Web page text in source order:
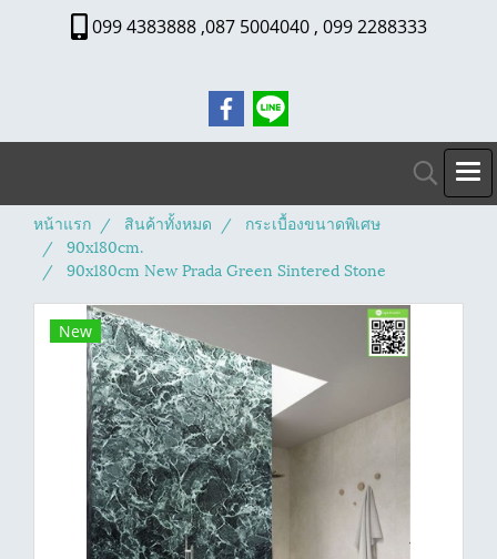
099 4383888 ,087 5004040 , 099 2288333
หน้าแรก สินค้าทั้งหมด
กระเบื้องขนาดพิเศษ
90x180cm.
90x180cm New Prada Green Sintered Stone
New